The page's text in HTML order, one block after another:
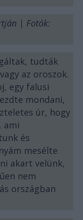
| Fotók:
tudták
az oroszok.
egy falusi
mondani,
úr, hogy
ami
és
mesélte
akart velünk,
nem
országban